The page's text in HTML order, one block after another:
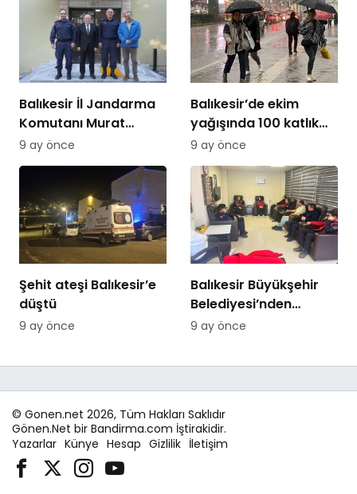
Balıkesir İl Jandarma
Komutanı Murat
Özer’den Edremit
Ticaret Odasına
9 ay önce
Balıkesir’de ekim
yağışında 100 katlık
artış
9 ay önce
Şehit ateşi Balıkesir’e
düştü
9 ay önce
Balıkesir Büyükşehir
Belediyesi’nden
itfaiyecilere psikolojik
9 ay önce
© Gonen.net 2026, Tüm Hakları Saklıdır
Gönen.Net bir Bandirma.com İştirakidir.
Yazarlar Künye Hesap Gizlilik İletişim